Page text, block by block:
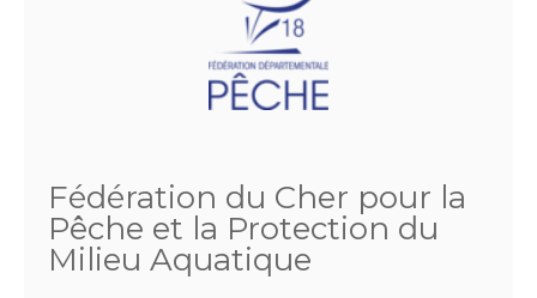
Fédération du Cher pour la
Pêche et la Protection du
Milieu Aquatique